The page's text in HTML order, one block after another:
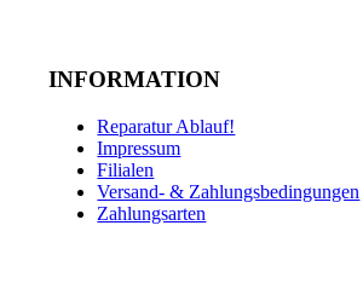
INFORMATION
Reparatur Ablauf!
Impressum
Filialen
Versand- & Zahlungsbedingungen
Zahlungsarten